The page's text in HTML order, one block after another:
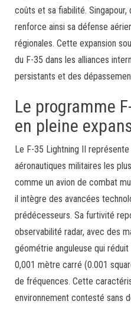
coûts et sa fiabilité. Singapour,
renforce ainsi sa défense
régionales. Cette expansion
du F-35 dans les alliances
persistants et des
Le programme
en pleine
Le F-35 Lightning II représente
aéronautiques militaires les
comme un avion de combat
il intègre des avancées
prédécesseurs. Sa furtivité
observabilité radar, avec des
géométrie anguleuse qui réduit
0,001 mètre carré (0.001
de fréquences. Cette
environnement contesté sans